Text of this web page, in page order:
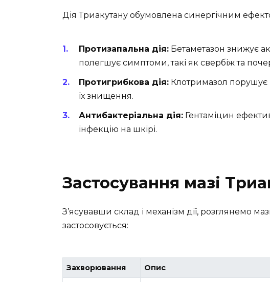
Дія Триакутану обумовлена синергічним
Протизапальна дія: Бетаметазон знижує
полегшує симптоми, такі як свербіж та
Протигрибкова дія: Клотримазол
їх знищення.
Антибактеріальна дія: Гентаміцин
інфекцію на шкірі.
Застосування мазі
З’ясувавши склад і механізм дії, розглянемо
застосовується:
Захворювання Опис